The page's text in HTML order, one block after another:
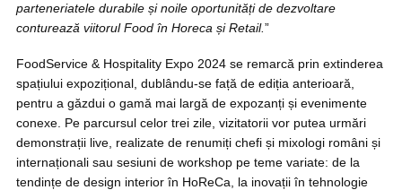
parteneriatele durabile și noile oportunități de dezvoltare
conturează viitorul Food în Horeca și Retail.”
FoodService & Hospitality Expo 2024 se remarcă prin extinderea
spațiului expozițional, dublându-se față de ediția anterioară,
pentru a găzdui o gamă mai largă de expozanți și evenimente
conexe. Pe parcursul celor trei zile, vizitatorii vor putea urmări
demonstrații live, realizate de renumiți chefi și mixologi români și
internaționali sau sesiuni de workshop pe teme variate: de la
tendințe de design interior în HoReCa, la inovații în tehnologie